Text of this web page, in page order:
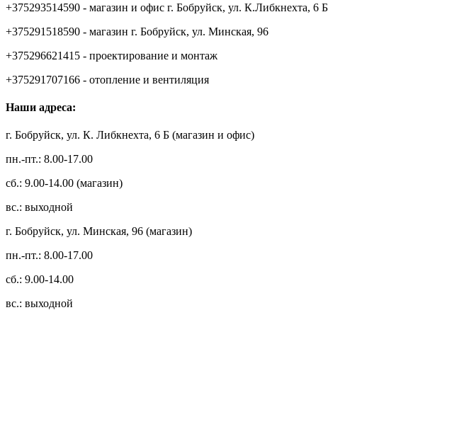
+375293514590 - магазин и офис г. Бобруйск, ул. К.Либкнехта, 6 Б
+375291518590 - магазин г. Бобруйск, ул. Минская, 96
+375296621415 - проектирование и монтаж
+375291707166 - отопление и вентиляция
Наши адреса:
г. Бобруйск, ул. К. Либкнехта, 6 Б (магазин и офис)
пн.-пт.: 8.00-17.00
сб.: 9.00-14.00 (магазин)
вс.: выходной
г. Бобруйск, ул. Минская, 96 (магазин)
пн.-пт.: 8.00-17.00
сб.: 9.00-14.00
вс.: выходной